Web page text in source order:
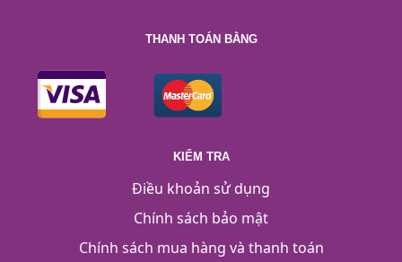
THANH TOÁN BẰNG
KIỂM TRA
Điều khoản sử dụng
Chính sách bảo mật
Chính sách mua hàng và thanh toán